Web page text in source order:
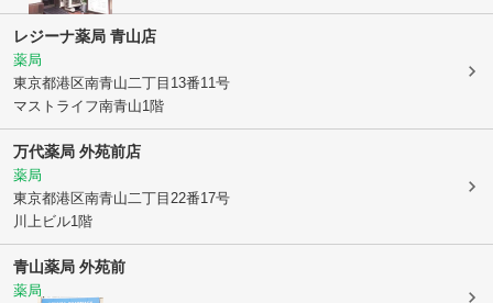
レジーナ薬局 青山店
薬局
東京都港区南青山二丁目13番11号
マストライフ南青山1階
万代薬局 外苑前店
薬局
東京都港区南青山二丁目22番17号
川上ビル1階
青山薬局 外苑前
薬局